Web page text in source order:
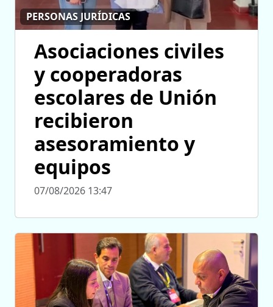
PERSONAS JURÍDICAS
Asociaciones civiles
y cooperadoras
escolares de Unión
recibieron
asesoramiento y
equipos
07/08/2026 13:47